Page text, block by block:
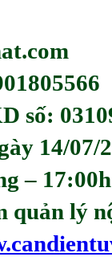
số:
14/07/
–
quản lý